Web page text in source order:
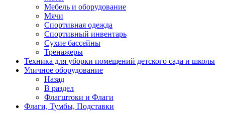
Мебель и оборудование
Мячи
Спортивная одежда
Спортивный инвентарь
Сухие бассейны
Тренажеры
Техника для уборки помещений детского сада и школы
Уличное оборудование
Назад
В раздел
Флагштоки и Флаги
Флаги, Тумбы, Подставки